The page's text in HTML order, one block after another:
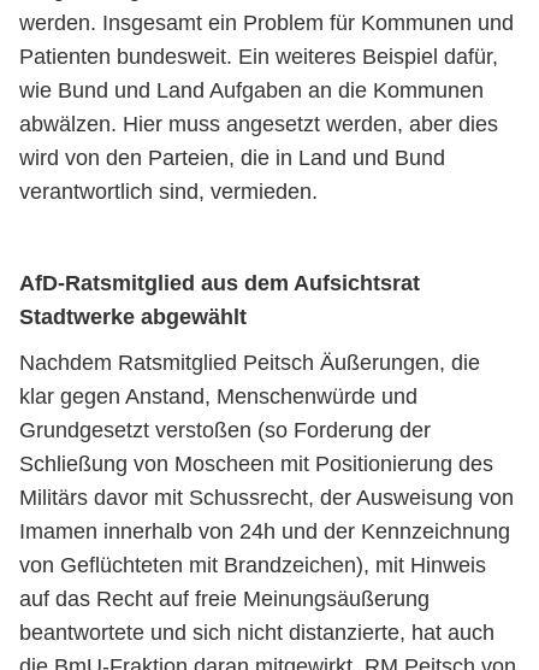
werden. Insgesamt ein Problem für Kommunen und
Patienten bundesweit. Ein weiteres Beispiel dafür,
wie Bund und Land Aufgaben an die Kommunen
abwälzen. Hier muss angesetzt werden, aber dies
wird von den Parteien, die in Land und Bund
verantwortlich sind, vermieden.
AfD-Ratsmitglied aus dem Aufsichtsrat
Stadtwerke abgewählt
Nachdem Ratsmitglied Peitsch Äußerungen, die
klar gegen Anstand, Menschenwürde und
Grundgesetzt verstoßen (so Forderung der
Schließung von Moscheen mit Positionierung des
Militärs davor mit Schussrecht, der Ausweisung von
Imamen innerhalb von 24h und der Kennzeichnung
von Geflüchteten mit Brandzeichen), mit Hinweis
auf das Recht auf freie Meinungsäußerung
beantwortete und sich nicht distanzierte, hat auch